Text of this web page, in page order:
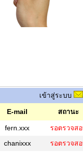
เข้าสู่ระบบ
E-mail สถานะ
fern.xxx
รอตรวจส
chanixxx
รอตรวจส